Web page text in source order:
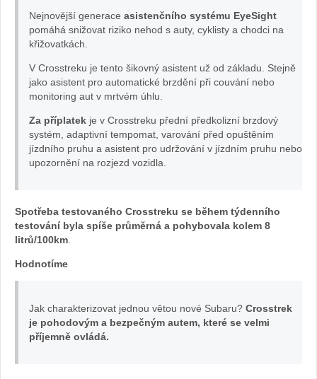
Žena
Nejnovější generace asistenčního systému EyeSight
pomáhá snižovat riziko nehod s auty, cyklisty a chodci na
křižovatkách.
V Crosstreku je tento šikovný asistent už od základu. Stejně
jako asistent pro automatické brzdění při couvání nebo
monitoring aut v mrtvém úhlu.
Za příplatek je v Crosstreku přední předkolizní brzdový
systém, adaptivní tempomat, varování před opuštěním
jízdního pruhu a asistent pro udržování v jízdním pruhu nebo
upozornění na rozjezd vozidla.
Spotřeba testovaného Crosstreku se během týdenního
testování byla spíše průměrná a pohybovala kolem 8
litrů/100km
Hodnotíme
Jak charakterizovat jednou větou nové Subaru? Crosstrek
je pohodovým a bezpečným autem, které se velmi
příjemně ovládá.